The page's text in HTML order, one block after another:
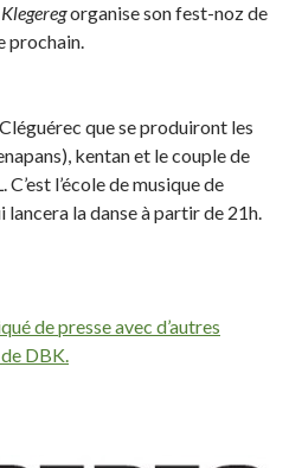
organise son fest-noz de
prochain.
que se produiront les
kentan et le couple de
l’école de musique de
la danse à partir de 21h.
de presse avec d’autres
DBK.